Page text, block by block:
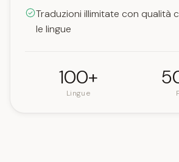
Traduzioni illimitate con qualità
le lingue
100+
Lingue